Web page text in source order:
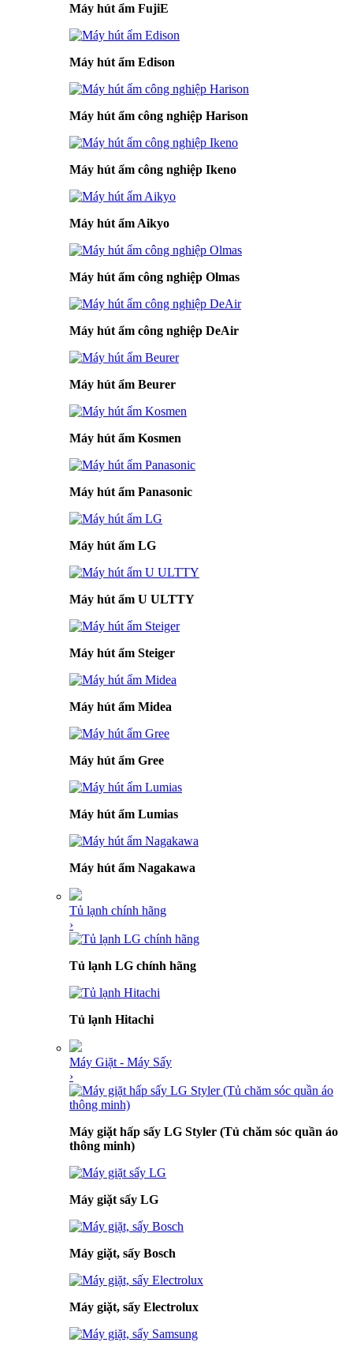
Máy hút ẩm FujiE
Máy hút ẩm Edison
Máy hút ẩm công nghiệp Harison
Máy hút ẩm công nghiệp Ikeno
Máy hút ẩm Aikyo
Máy hút ẩm công nghiệp Olmas
Máy hút ẩm công nghiệp DeAir
Máy hút ẩm Beurer
Máy hút ẩm Kosmen
Máy hút ẩm Panasonic
Máy hút ẩm LG
Máy hút ẩm U ULTTY
Máy hút ẩm Steiger
Máy hút ẩm Midea
Máy hút ẩm Gree
Máy hút ẩm Lumias
Máy hút ẩm Nagakawa
Tủ lạnh chính hãng
›
Tủ lạnh LG chính hãng
Tủ lạnh Hitachi
Máy Giặt - Máy Sấy
›
Máy giặt hấp sấy LG Styler (Tủ chăm sóc quần áo
thông minh)
Máy giặt sấy LG
Máy giặt, sấy Bosch
Máy giặt, sấy Electrolux